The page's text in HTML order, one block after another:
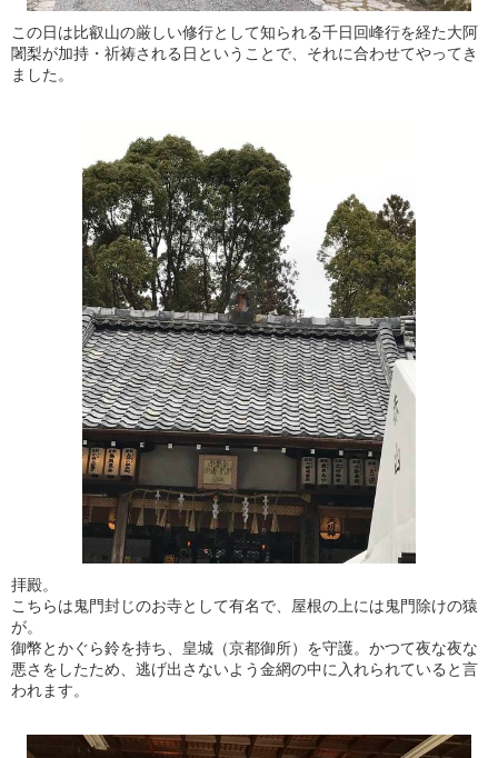
この日は比叡山の厳しい修行として知られる千日回峰行を経た大阿
闍梨が加持・祈祷される日ということで、それに合わせてやってき
ました。
拝殿。
こちらは鬼門封じのお寺として有名で、屋根の上には鬼門除けの猿
が。
御幣とかぐら鈴を持ち、皇城（京都御所）を守護。かつて夜な夜な
悪さをしたため、逃げ出さないよう金網の中に入れられていると言
われます。